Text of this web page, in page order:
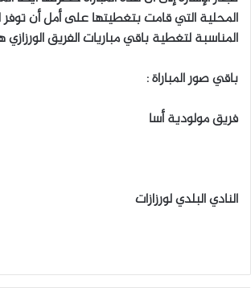
المحلية التي قامت بتغطيتها على أمل أن توفر
المناسبة لتغطية باقي مباريات الفريق
باقي صور المباراة :
فريق مولودية أسا
النادي البلدي لورزازات